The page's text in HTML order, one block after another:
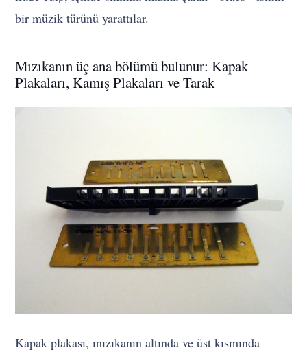
bir müzik türünü yarattılar.
Mızıkanın üç ana bölümü bulunur: Kapak
Plakaları, Kamış Plakaları ve Tarak
Kapak plakası, mızıkanın altında ve üst kısmında